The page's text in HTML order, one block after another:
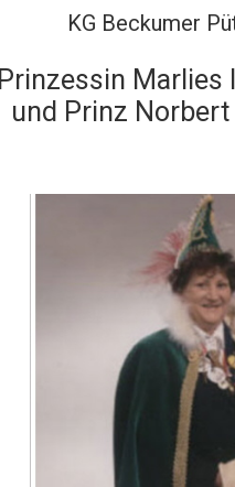
KG Beckumer
Prinzessin Marlies
und Prinz Norbert